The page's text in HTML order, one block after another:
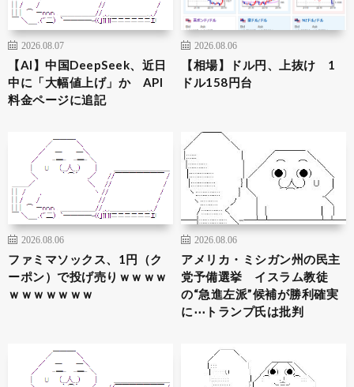
2026.08.07
【AI】中国DeepSeek、近日
中に「大幅値上げ」か API
料金ページに追記
2026.08.06
【相場】ドル円、上抜け 1
ドル158円台
2026.08.06
ファミマソックス、1円（ク
ーポン）で投げ売りｗｗｗｗ
ｗｗｗｗｗｗｗ
2026.08.06
アメリカ・ミシガン州の民主
党予備選挙 イスラム教徒
の“急進左派”候補が勝利確実
に⋯トランプ氏は批判